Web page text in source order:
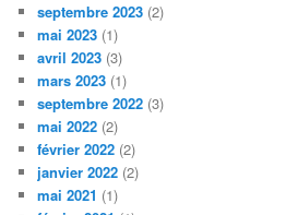
septembre 2023 (2)
mai 2023 (1)
avril 2023 (3)
mars 2023 (1)
septembre 2022 (3)
mai 2022 (2)
février 2022 (2)
janvier 2022 (2)
mai 2021 (1)